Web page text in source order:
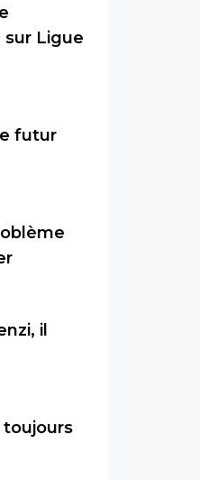
Ligue
futur
il
toujours